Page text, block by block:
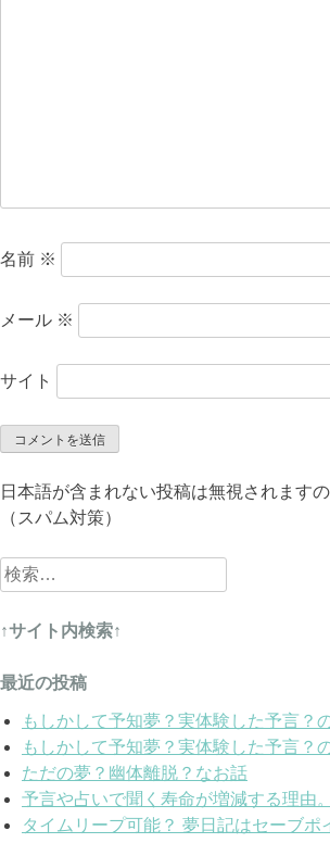
名前 ※
メール ※
サイト
日本語が含まれない投稿は無視されます
（スパム対策）
検
索:
↑サイト内検索↑
最近の投稿
もしかして予知夢？実体験した予言？
もしかして予知夢？実体験した予言？
ただの夢？幽体離脱？なお話
予言や占いで聞く寿命が増減する理由
タイムリープ可能？ 夢日記はセーブポ